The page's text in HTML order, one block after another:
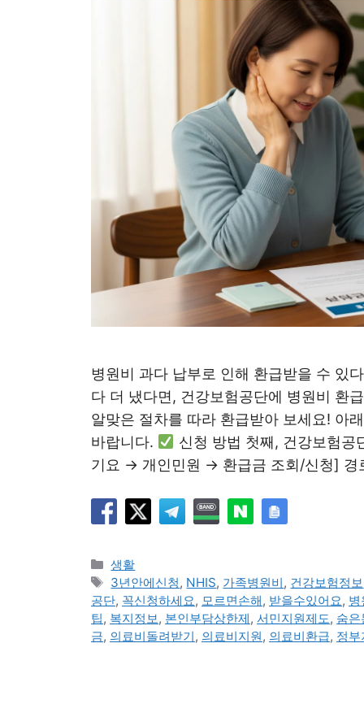
병원비 과다 납부로 인해 환급받을 수 있
다 더 냈다면, 건강보험공단에 병원비 환
알맞은 절차를 따라 환급받아 보세요! 아
바랍니다.
신청 방법 첫째, 건강보험
기요 → 개인민원 → 환급금 조회/신청]
카
테
고
리
생활
태
그
3년안에신청, NHIS, 가족병원비, 건강보험정보
공단, 꼭신청하세요, 모르면손해, 받을수있어요,
팁, 복지정보, 본인부담상한제, 서민지원제도, 숨
금, 의료비돌려받기, 의료비지원, 의료비환급, 정